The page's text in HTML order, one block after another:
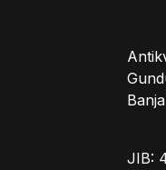
JIB: